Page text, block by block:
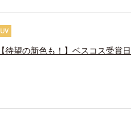
UV
【待望の新色も！】ベスコス受賞